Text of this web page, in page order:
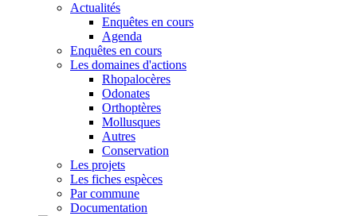
Actualités
Enquêtes en cours
Agenda
Enquêtes en cours
Les domaines d'actions
Rhopalocères
Odonates
Orthoptères
Mollusques
Autres
Conservation
Les projets
Les fiches espèces
Par commune
Documentation